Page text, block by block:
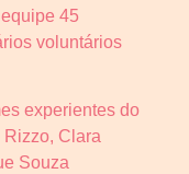
45
voluntários
experientes do
Clara
Souza